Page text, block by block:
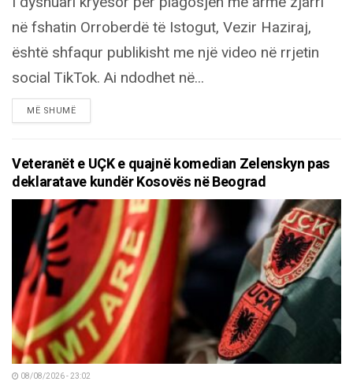
në fshatin Orroberdë të Istogut, Vezir Haziraj,
është shfaqur publikisht me një video në rrjetin
social TikTok. Ai ndodhet në...
MË SHUMËDETAILS
Veteranët e UÇK e quajnë komedian Zelenskyn pas
deklaratave kundër Kosovës në Beograd
08/08/2026 - 23:02